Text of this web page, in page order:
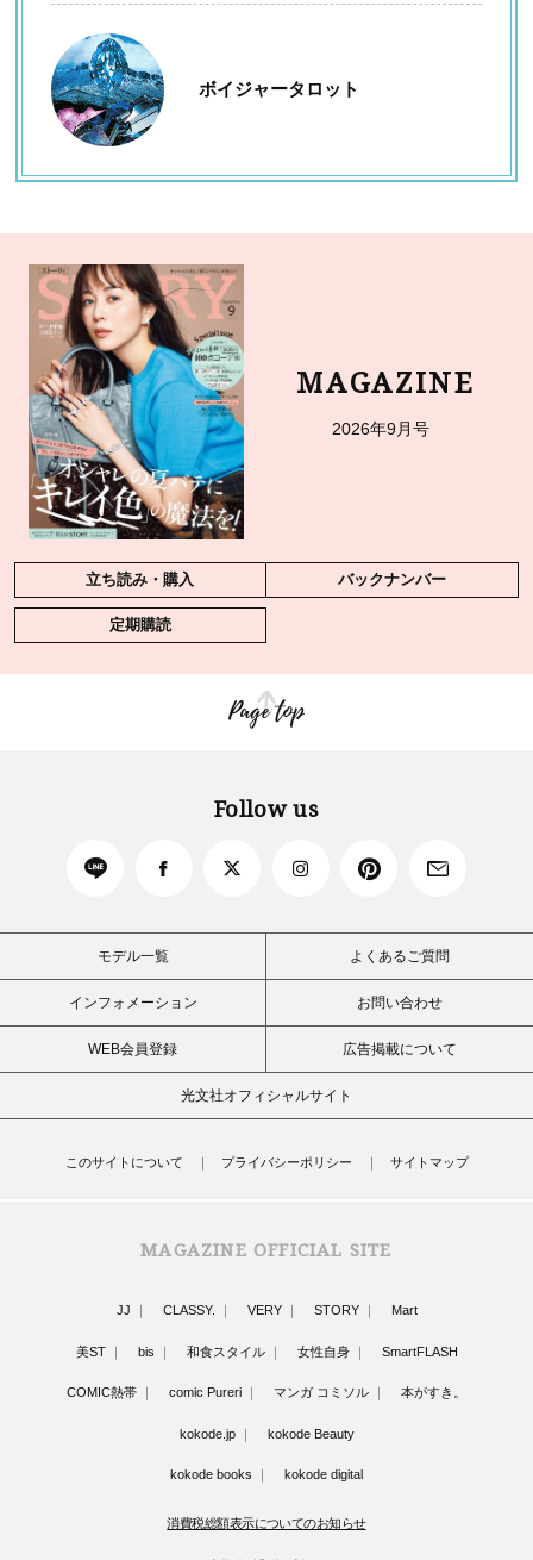
ボイジャータロット
MAGAZINE
2026年9月号
立ち読み・購入 バックナンバー
定期購読
Page top
Follow us
モデル一覧 よくあるご質問
インフォメーション お問い合わせ
WEB会員登録 広告掲載について
光文社オフィシャルサイト
このサイトについて プライバシーポリシー サイトマップ
MAGAZINE OFFICIAL SITE
JJ CLASSY. VERY STORY Mart
美ST bis 和食スタイル 女性自身 SmartFLASH
COMIC熱帯 comic Pureri マンガ コミソル 本がすき。
kokode.jp kokode Beauty
kokode books kokode digital
消費税総額表示についてのお知らせ